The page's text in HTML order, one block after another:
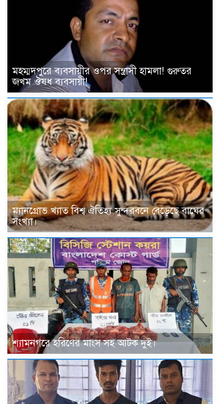
মহম্মদপুরে ব্যবসায়ীর ওপর সন্ত্রাসী হামলা! গুরুতর
জখম ঔষধ ব্যবসায়ী!
ম্যানগ্রোভ খ্যাত বিশ্ব ঐতিহ্য সুন্দরবনে বেড়েছে বাঘের
সংখ্যা।
শ্যামনগরে হরিণের মাংস সহ আটক দুই।